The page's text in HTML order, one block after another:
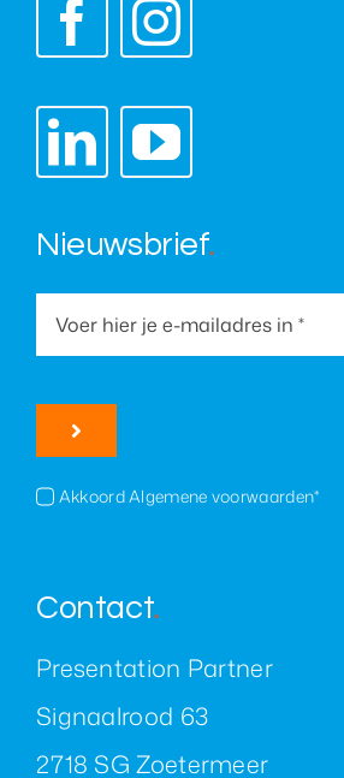
Nieuwsbrief.
Akkoord Algemene voorwaarden*
Contact.
Presentation Partner
Signaalrood 63
2718 SG Zoetermeer